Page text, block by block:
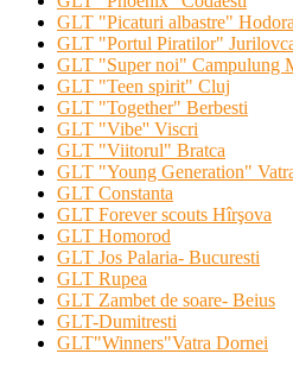
GLT "Picaturi albastre" Hodora
GLT "Portul Piratilor"
GLT "Super noi" Campulung
GLT "Teen spirit" Cluj
GLT "Together" Berbesti
GLT "Vibe'' Viscri
GLT "Viitorul" Bratca
GLT "Young Generation"
GLT Constanta
GLT Forever scouts Hîrşova
GLT Homorod
GLT Jos Palaria- Bucuresti
GLT Rupea
GLT Zambet de soare- Beius
GLT-Dumitresti
GLT"Winners"Vatra Dornei